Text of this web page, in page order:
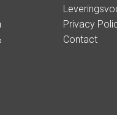
Privacy
Contact